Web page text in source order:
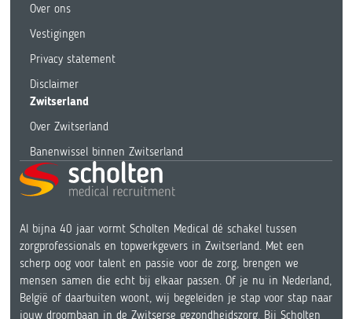
Over ons
Vestigingen
Privacy statement
Disclaimer
Zwitserland
Over Zwitserland
Banenwissel binnen Zwitserland
Al bijna 40 jaar vormt Scholten Medical dé schakel tussen
zorgprofessionals en topwerkgevers in Zwitserland. Met een
scherp oog voor talent en passie voor de zorg, brengen we
mensen samen die echt bij elkaar passen. Of je nu in Nederland,
België of daarbuiten woont, wij begeleiden je stap voor stap naar
jouw droombaan in de Zwitserse gezondheidszorg. Bij Scholten